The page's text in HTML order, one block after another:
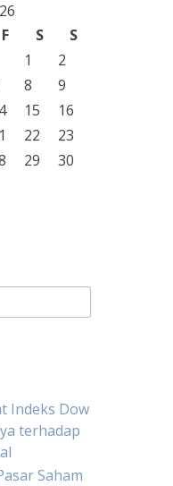
F S
S
1
2
8
9
15
16
22
23
29
30
Indeks Dow
terhadap
Saham